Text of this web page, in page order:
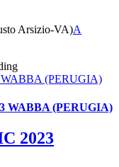
Arsizio-VA)A
(PERUGIA)
WABBA (PERUGIA)
2023